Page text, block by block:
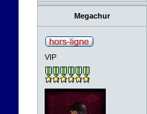
Megachur
VIP